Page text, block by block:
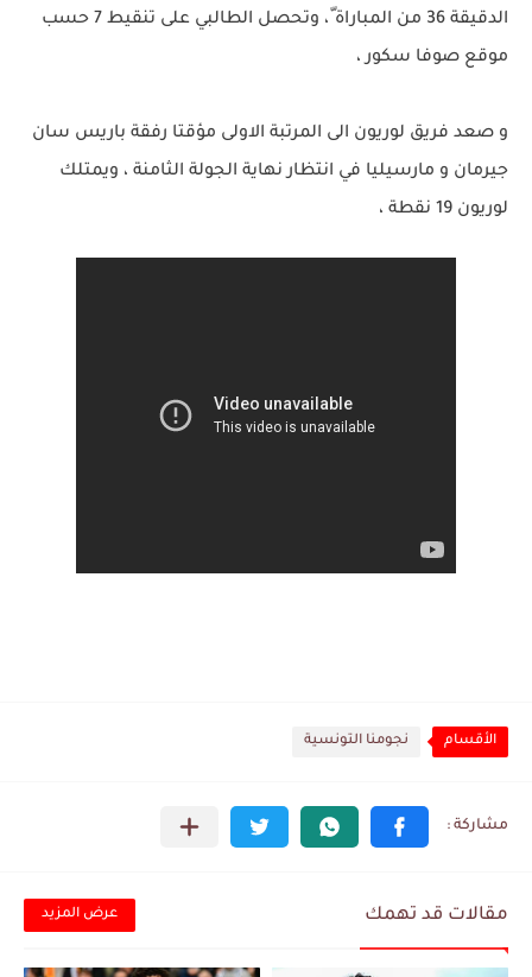
الدقيقة 36 من المباراة ّ، وتحصل الطالبي على تنقيط 7 حسب
موقع صوفا سكور ،
و صعد فريق لوريون الى المرتبة الاولى مؤقتا رفقة باريس سان
جيرمان و مارسيليا في انتظار نهاية الجولة الثامنة ، ويمتلك
لوريون 19 نقطة ،
الأقسام نجومنا التونسية
مقالات قد تهمك عرض المزيد